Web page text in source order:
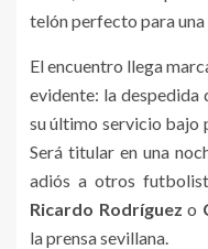
telón perfecto para una
El encuentro llega
evidente: la despedida
su último servicio bajo
Será titular en una
adiós a otros
Ricardo Rodríguez o
la prensa sevillana.